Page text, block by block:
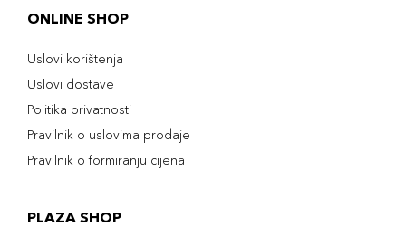
ONLINE SHOP
Uslovi korištenja
Uslovi dostave
Politika privatnosti
Pravilnik o uslovima prodaje
Pravilnik o formiranju cijena
PLAZA SHOP